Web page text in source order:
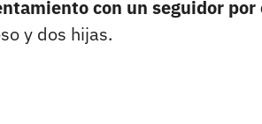
con un seguidor por
y dos hijas.